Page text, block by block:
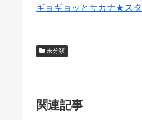
ギョギョッとサカナ★ス
未分類
関連記事